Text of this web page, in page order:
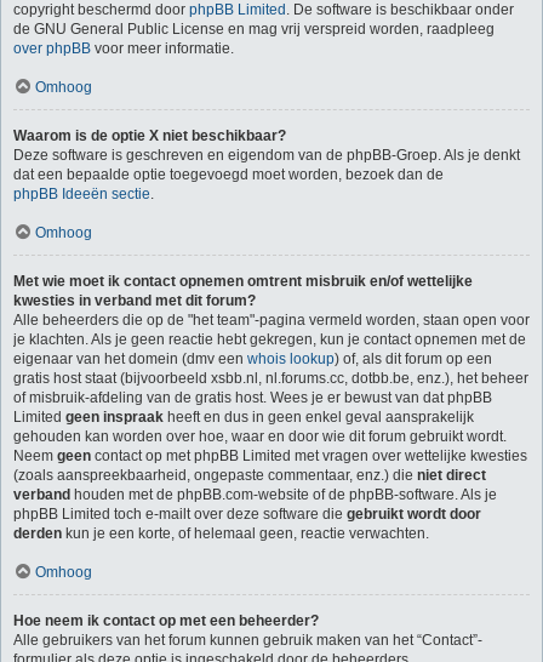
copyright beschermd door phpBB Limited . De software is beschikbaar onder
de GNU General Public License en mag vrij verspreid worden, raadpleeg
over phpBB voor meer informatie.
Omhoog
Waarom is de optie X niet beschikbaar?
Deze software is geschreven en eigendom van de phpBB-Groep. Als je denkt
dat een bepaalde optie toegevoegd moet worden, bezoek dan de
phpBB Ideeën sectie.
Omhoog
Met wie moet ik contact opnemen omtrent misbruik en/of wettelijke
kwesties in verband met dit forum?
Alle beheerders die op de "het team"-pagina vermeld worden, staan open voor
je klachten. Als je geen reactie hebt gekregen, kun je contact opnemen met de
eigenaar van het domein (dmv een whois lookup) of, als dit forum op een
gratis host staat (bijvoorbeeld xsbb.nl, nl.forums.cc, dotbb.be, enz.), het beheer
of misbruik-afdeling van de gratis host. Wees je er bewust van dat phpBB
Limited geen inspraak heeft en dus in geen enkel geval aansprakelijk
gehouden kan worden over hoe, waar en door wie dit forum gebruikt wordt.
Neem geen contact op met phpBB Limited met vragen over wettelijke kwesties
(zoals aanspreekbaarheid, ongepaste commentaar, enz.) die niet direct
verband houden met de phpBB.com-website of de phpBB-software. Als je
phpBB Limited toch e-mailt over deze software die gebruikt wordt door
derden kun je een korte, of helemaal geen, reactie verwachten.
Omhoog
Hoe neem ik contact op met een beheerder?
Alle gebruikers van het forum kunnen gebruik maken van het “Contact”-